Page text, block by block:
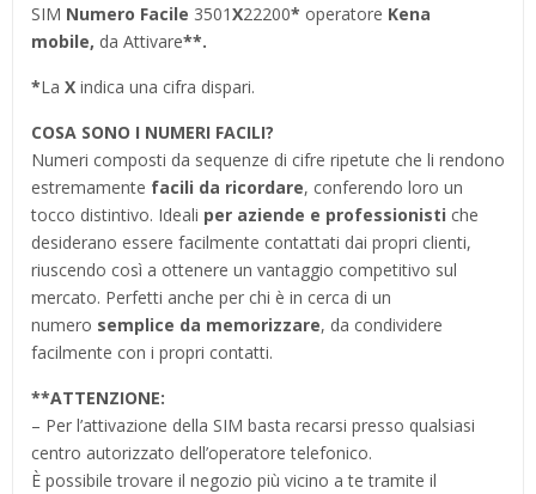
SIM Numero Facile 3501X22200* operatore Kena
mobile, da Attivare**.
*La X indica una cifra dispari.
COSA SONO I NUMERI FACILI?
Numeri composti da sequenze di cifre ripetute che li rendono
estremamente facili da ricordare, conferendo loro un
tocco distintivo. Ideali per aziende e professionisti che
desiderano essere facilmente contattati dai propri clienti,
riuscendo così a ottenere un vantaggio competitivo sul
mercato. Perfetti anche per chi è in cerca di un
numero semplice da memorizzare, da condividere
facilmente con i propri contatti.
**ATTENZIONE:
– Per l’attivazione della SIM basta recarsi presso qualsiasi
centro autorizzato dell’operatore telefonico.
È possibile trovare il negozio più vicino a te tramite il